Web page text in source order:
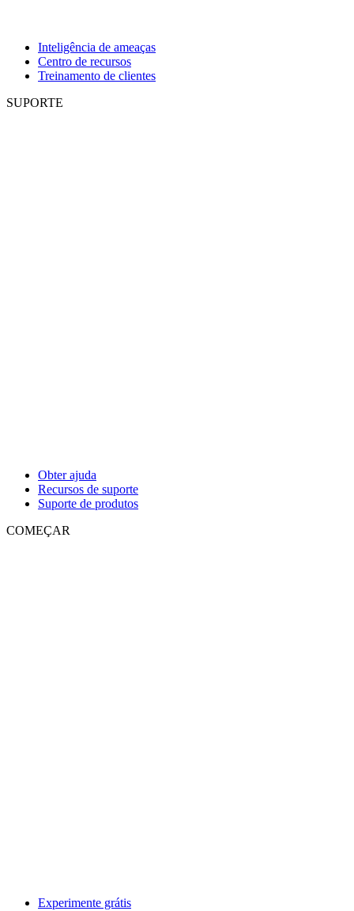
Inteligência de ameaças
Centro de recursos
Treinamento de clientes
SUPORTE
Obter ajuda
Recursos de suporte
Suporte de produtos
COMEÇAR
Experimente grátis